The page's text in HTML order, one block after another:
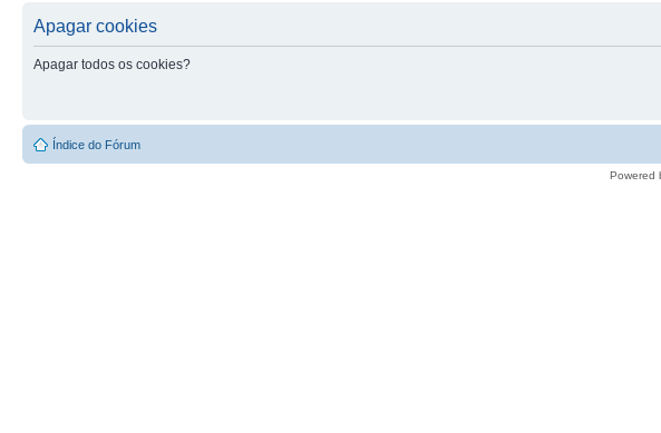
Apagar cookies
Apagar todos os cookies?
Índice do Fórum
Powered